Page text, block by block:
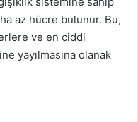
az hücre bulunur. Bu,
ve en ciddi
yayılmasına olanak